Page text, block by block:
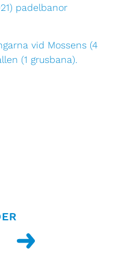
padelbanor
vid Mossens (4
(1 grusbana).